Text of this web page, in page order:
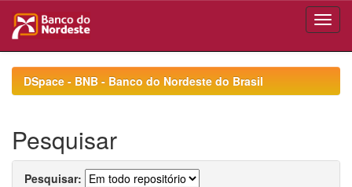
navigationDSpace - BNB - Banco do Nordeste do Brasil
Pesquisar
Pesquisar: